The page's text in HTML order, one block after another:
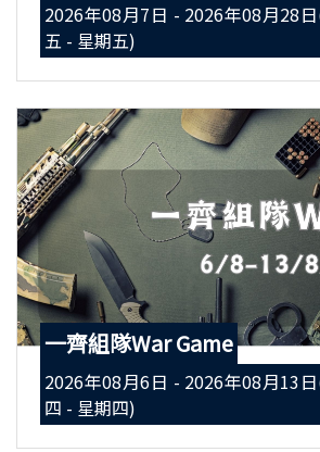
2026年08月7日 - 2026年08月28
五 - 星期五)
一齊組隊War Game
2026年08月6日 - 2026年08月13
四 - 星期四)